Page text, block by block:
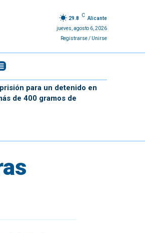
29.8
C
Alicante
jueves, agosto 6, 2026
Registrarse / Unirse
para un detenido en
de 400 gramos de